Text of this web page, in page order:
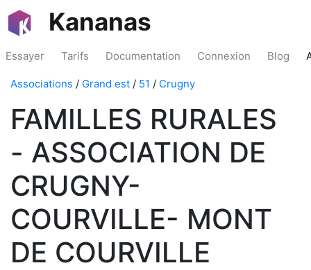
Kananas
Essayer Tarifs Documentation Connexion Blog
Associations / Grand est / 51 / Crugny
FAMILLES RURALES
- ASSOCIATION DE
CRUGNY-
COURVILLE- MONT
DE COURVILLE